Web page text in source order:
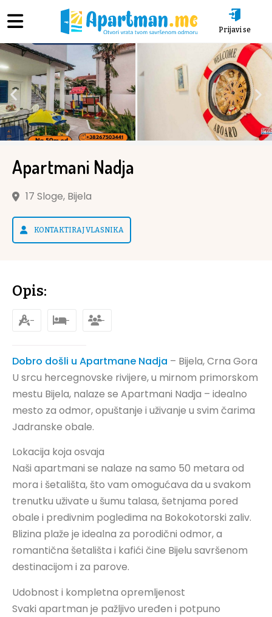
Prijavi se
Apartmani Nadja
17 Sloge, Bijela
KONTAKTIRAJ VLASNIKA
Opis:
- - -
Dobro došli u Apartmane Nadja – Bijela, Crna Gora
U srcu hercegnovske rivijere, u mirnom primorskom
mestu Bijela, nalaze se Apartmani Nadja – idealno
mesto za odmor, opuštanje i uživanje u svim čarima
Jadranske obale.
Lokacija koja osvaja
Naši apartmani se nalaze na samo 50 metara od
mora i šetališta, što vam omogućava da u svakom
trenutku uživate u šumu talasa, šetnjama pored
obale i predivnim pogledima na Bokokotorski zaliv.
Blizina plaže je idealna za porodični odmor, a
romantična šetališta i kafići čine Bijelu savršenom
destinacijom i za parove.
Udobnost i kompletna opremljenost
Svaki apartman je pažljivo uređen i potpuno